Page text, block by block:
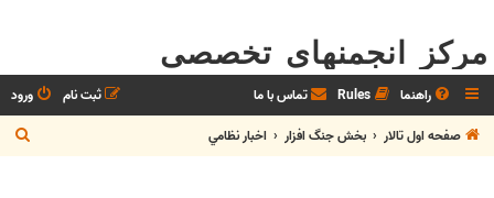
مرکز انجمنهای تخصصی
راهنما Rules تماس با ما ورود
ثبت نام
صفحه اول تالار
بخش جنگ افزار اخبار نظامي
س